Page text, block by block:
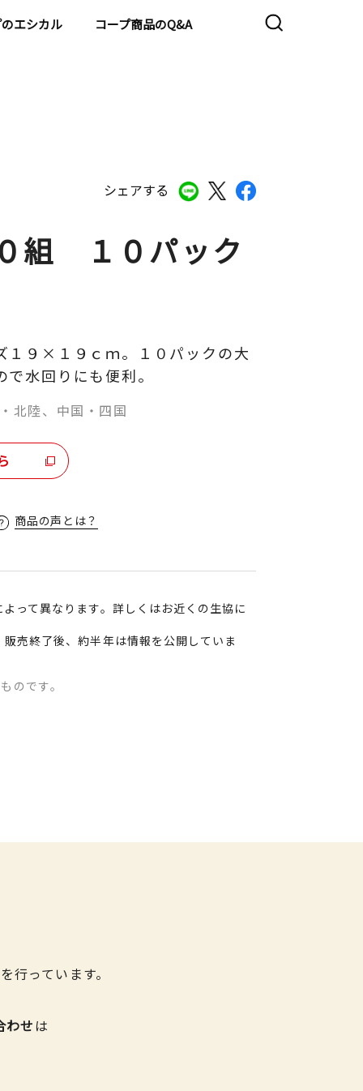
エシカル コープ商品のQ&A
シェアする
組 １０パック
１９×１９ｃｍ。１０パックの大
水回りにも便利。
北陸、中国・四国
商品の声とは？
って異なります。詳しくはお近くの生協に
売終了後、約半年は情報を公開していま
のです。
っています。
わせは